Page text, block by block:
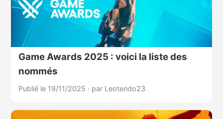
Game Awards 2025 : voici la liste des
nommés
Publié le 19/11/2025 · par Leotendo23